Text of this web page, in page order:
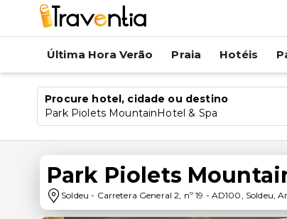
Última Hora Verão Praia Hotéis
Procure hotel, cidade ou destino
Park Piolets MountainHotel & Spa
Park Piolets
Soldeu - Carretera General 2, nº 19 - AD100, Soldeu,